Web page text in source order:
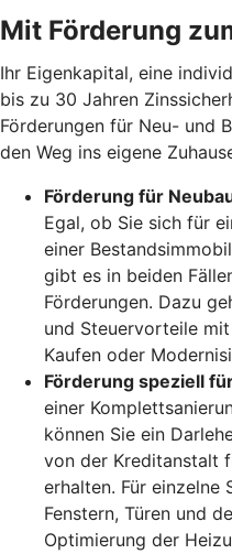
Mit Förderung
Ihr Eigenkapital, eine
bis zu 30 Jahren
Förderungen für Neu- und
den Weg ins eigene
Förderung für
Egal, ob Sie sich für
einer
gibt es in beiden
Förderungen. Dazu
und Steuervorteile
Kaufen oder
Förderung speziell
einer
können Sie ein
von der Kreditanstalt
erhalten. Für einzelne
Fenstern, Türen und
Optimierung der